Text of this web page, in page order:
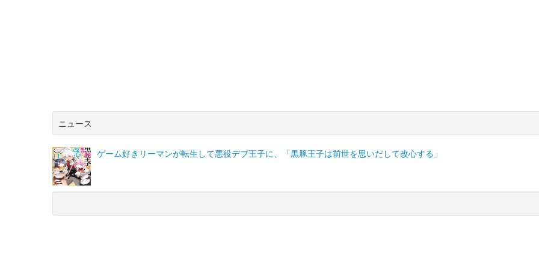
ニュース
ゲーム好きリーマンが転生して悪役デブ王子に、「黒豚王子は前世を思いだして改心する」